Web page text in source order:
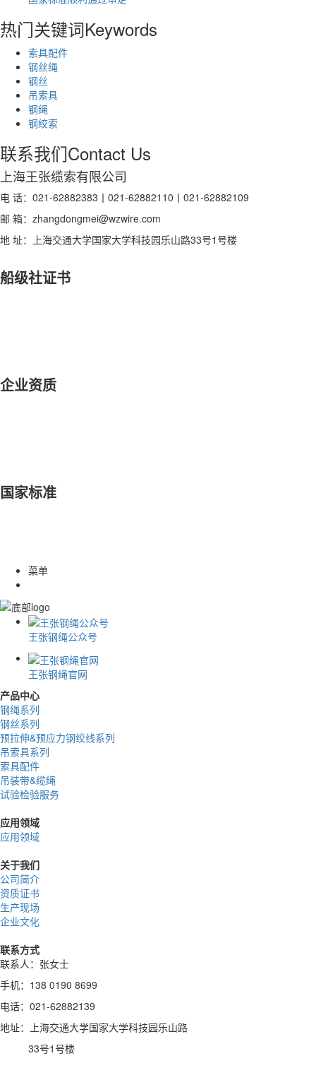
热门关键词Keywords
索具配件
钢丝绳
钢丝
吊索具
钢绳
钢绞索
联系我们Contact Us
上海王张缆索有限公司
电 话：021-62882383丨021-62882110丨021-62882109
邮 箱：zhangdongmei@wzwire.com
地 址：上海交通大学国家大学科技园乐山路33号1号楼
船级社证书
企业资质
国家标准
菜单
王张钢绳公众号
王张钢绳官网
产品中心
钢绳系列
钢丝系列
预拉伸&预应力钢绞线系列
吊索具系列
索具配件
吊装带&缆绳
试验检验服务
应用领域
应用领域
关于我们
公司简介
资质证书
生产现场
企业文化
联系方式
联系人：张女士
手机：138 0190 8699
电话：021-62882139
地址：上海交通大学国家大学科技园乐山路
33号1号楼